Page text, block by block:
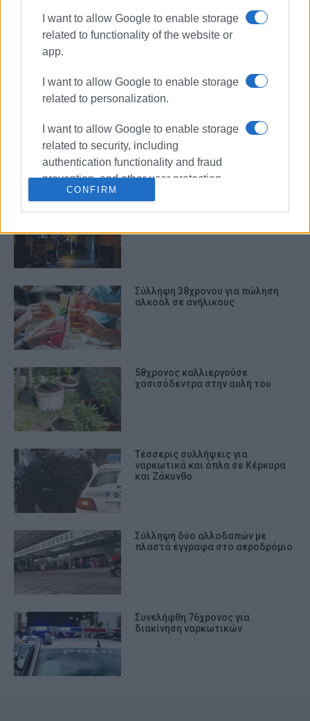
I want to allow Google to enable storage
related to functionality of the website or
app.
I want to allow Google to enable storage
related to personalization.
I want to allow Google to enable storage
related to security, including
authentication functionality and fraud
prevention, and other user protection.
CONFIRM
39χρονος καλλιεργούσε
χασισόδεντρα σε γλάστρες
Έξι συλλήψεις σε ελέγχους
Σύλληψη 38χρονου για πώληση
αλκοόλ σε ανήλικους
58χρονος καλλιεργούσε
χασισόδεντρα στην αυλή του
Tέσσερις συλλήψεις για
ναρκωτικά και όπλα σε Κέρκυρα
και Ζάκυνθο
Σύλληψη δύο αλλοδαπών με
πλαστά έγγραφα στο αεροδρόμιο
Συνελήφθη 76χρονος για
διακίνηση ναρκωτικών